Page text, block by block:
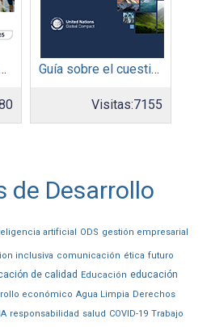
2025: Parque Arauco Guía sobre el cuestionario: Comunicación de Progreso
Visitas:7155
de Desarrollo
artificial ODS gestión empresarial
inclusiva comunicación ética futuro
de calidad Educación educación
económico Agua Limpia Derechos
IA responsabilidad salud COVID-19 Trabajo